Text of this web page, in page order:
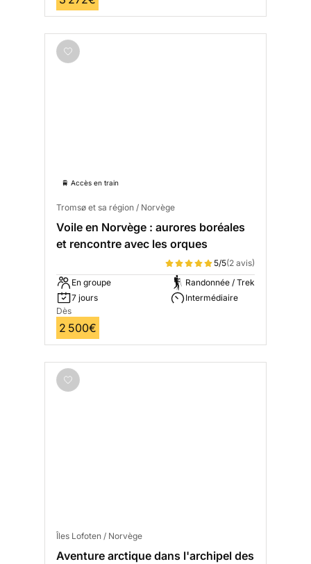
🚆 Accès en train
Tromsø et sa région / Norvège
Voile en Norvège : aurores boréales
et rencontre avec les orques
5/5(2 avis)
En groupe
7 jours
Randonnée / Trek
Intermédiaire
Dès
2 500€
Îles Lofoten / Norvège
Aventure arctique dans l'archipel des